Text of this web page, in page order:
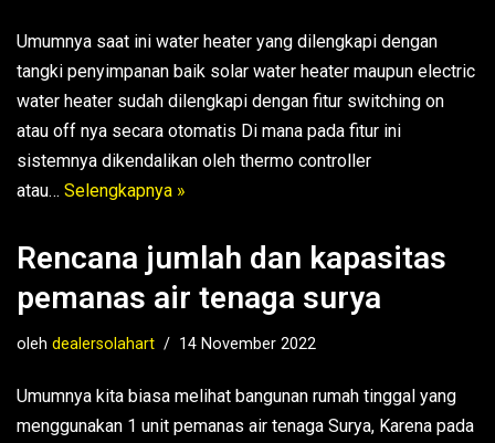
Umumnya saat ini water heater yang dilengkapi dengan
tangki penyimpanan baik solar water heater maupun electric
water heater sudah dilengkapi dengan fitur switching on
atau off nya secara otomatis Di mana pada fitur ini
sistemnya dikendalikan oleh thermo controller
atau… Selengkapnya »
Rencana jumlah dan kapasitas
pemanas air tenaga surya
oleh dealersolahart 14 November 2022
Umumnya kita biasa melihat bangunan rumah tinggal yang
menggunakan 1 unit pemanas air tenaga Surya, Karena pada